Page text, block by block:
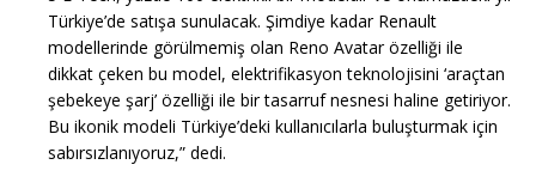
Türkiye’de satışa sunulacak. Şimdiye kadar Renault
modellerinde görülmemiş olan Reno Avatar özelliği ile
dikkat çeken bu model, elektrifikasyon teknolojisini ‘araçtan
şebekeye şarj’ özelliği ile bir tasarruf nesnesi haline getiriyor.
Bu ikonik modeli Türkiye’deki kullanıcılarla buluşturmak için
sabırsızlanıyoruz,” dedi.